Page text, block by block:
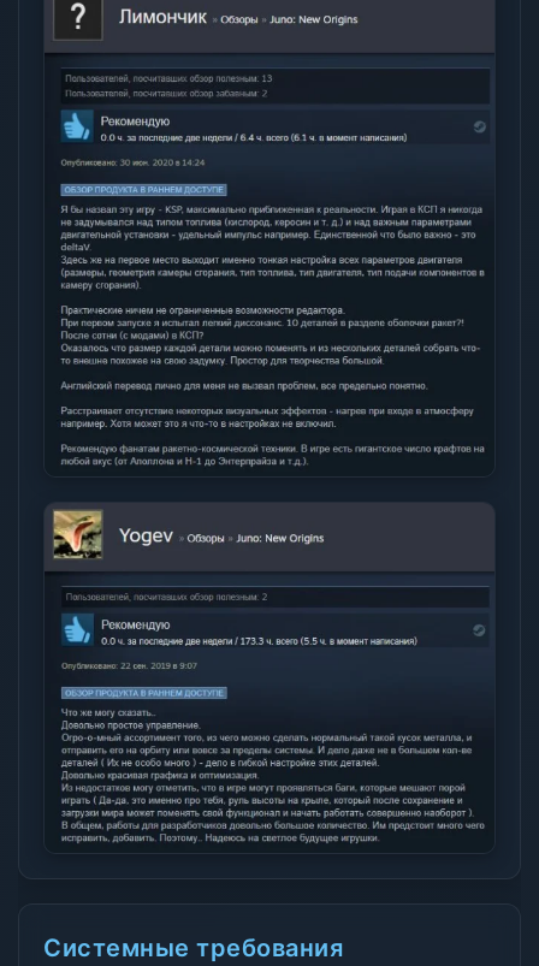
Системные требования